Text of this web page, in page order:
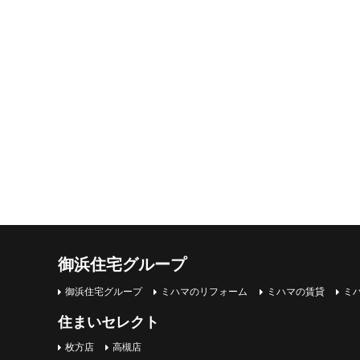
御浜住宅グループ
御浜住宅グループ ミハマのリフォーム ミハマの賃貸 ミ
住まいセレクト
枚方店 高槻店